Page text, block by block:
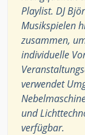
Playlist. DJ
Musikspielen
zusammen,
individuelle
verwendet
und
verfügbar.